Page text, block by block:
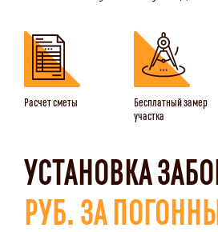
Расчет сметы
Бесплатный замер
участка
УСТАНОВКА
РУБ. ЗА